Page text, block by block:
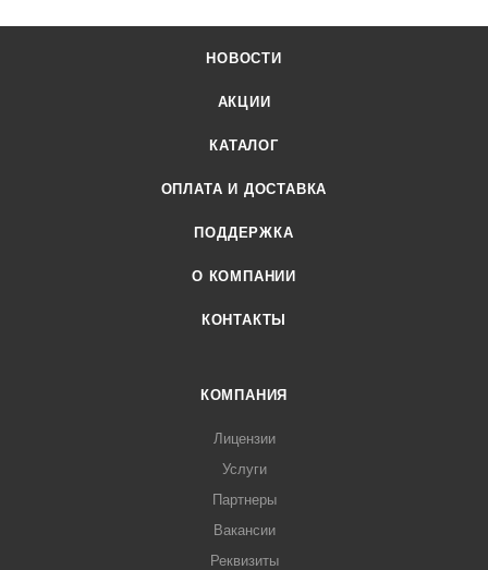
НОВОСТИ
АКЦИИ
КАТАЛОГ
ОПЛАТА И ДОСТАВКА
ПОДДЕРЖКА
О КОМПАНИИ
КОНТАКТЫ
КОМПАНИЯ
Лицензии
Услуги
Партнеры
Вакансии
Реквизиты